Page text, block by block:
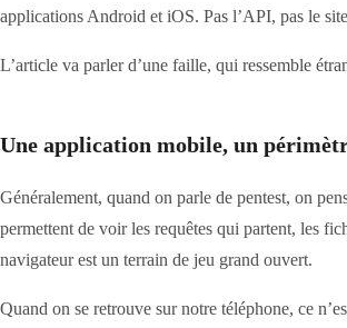
applications Android et iOS. Pas l’API, pas le
L’article va parler d’une faille, qui ressemble
Une application mobile, un
Généralement, quand on parle de pentest, on
permettent de voir les requêtes qui partent, les
navigateur est un terrain de jeu grand ouvert.
Quand on se retrouve sur notre téléphone, ce